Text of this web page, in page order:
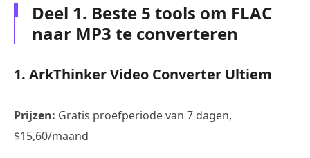
Deel 1. Beste 5 tools om FLAC
naar MP3 te converteren
1. ArkThinker Video Converter Ultiem
Prijzen: Gratis proefperiode van 7 dagen,
$15,60/maand